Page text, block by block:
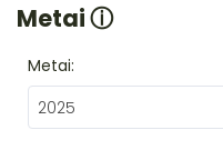
Metaiⓘ
Metai:
2025